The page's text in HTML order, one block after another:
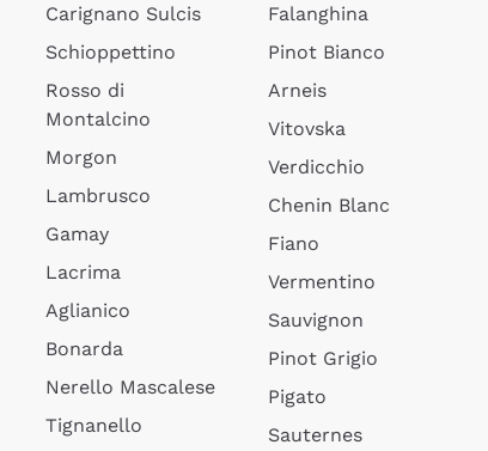
Carignano Sulcis
Schioppettino
Rosso di
Montalcino
Morgon
Lambrusco
Gamay
Lacrima
Aglianico
Bonarda
Nerello Mascalese
Tignanello
Falanghina
Pinot Bianco
Arneis
Vitovska
Verdicchio
Chenin Blanc
Fiano
Vermentino
Sauvignon
Pinot Grigio
Pigato
Sauternes